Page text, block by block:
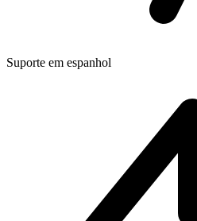
Suporte em espanhol